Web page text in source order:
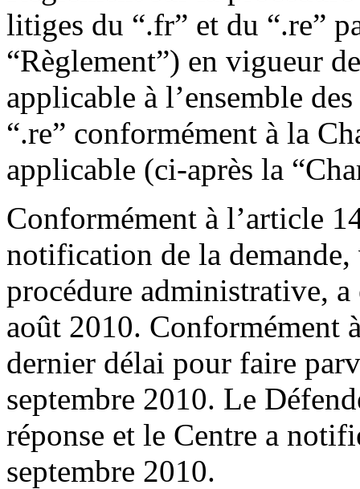
litiges du “.fr” et du “.re”
“Règlement”) en vigueur
applicable à l’ensemble
“.re” conformément à la
applicable (ci-après la
Conformément à l’article
notification de la
procédure administrative, a
août 2010. Conformément
dernier délai pour faire
septembre 2010. Le
réponse et le Centre a
septembre 2010.